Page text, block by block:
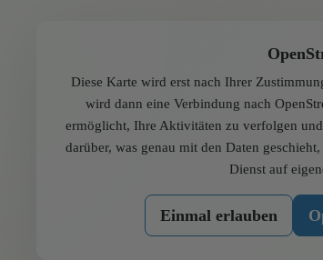
Diese Karte wird erst nach Ihrer
wird dann eine Verbindung nach
ermöglicht, Ihre Aktivitäten zu verfolgen
darüber, was genau mit den Daten
Dienst auf
Einmal erlauben